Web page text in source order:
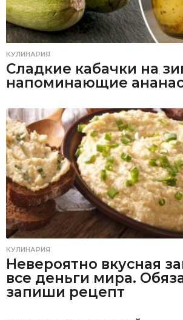
КУЛИНАРИЯ
Сладкие кабачки на
напоминающие
КУЛИНАРИЯ
Невероятно вкусная
все деньги мира.
запиши рецепт